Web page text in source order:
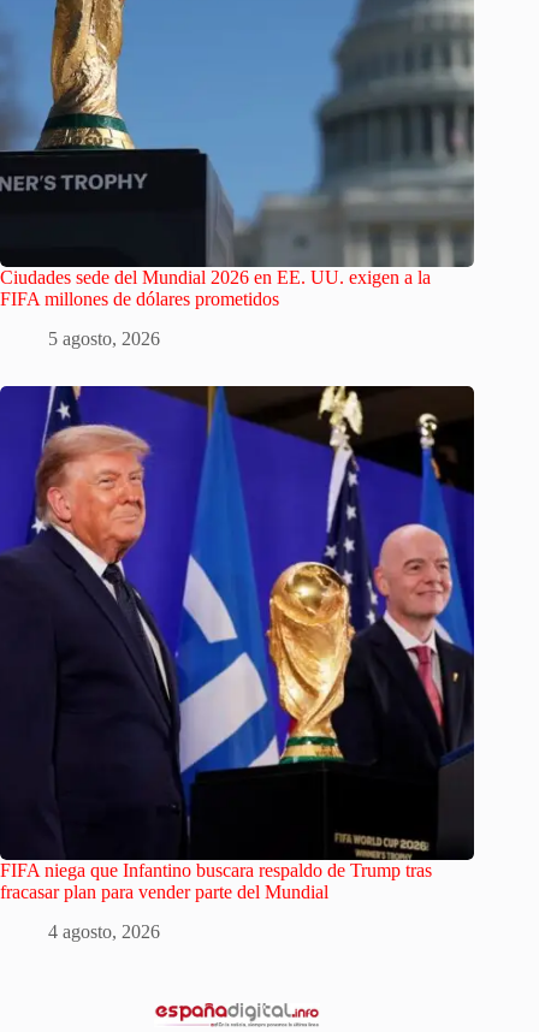
Ciudades sede del Mundial 2026 en EE. UU. exigen a la
FIFA millones de dólares prometidos
5 agosto, 2026
FIFA niega que Infantino buscara respaldo de Trump tras
fracasar plan para vender parte del Mundial
4 agosto, 2026